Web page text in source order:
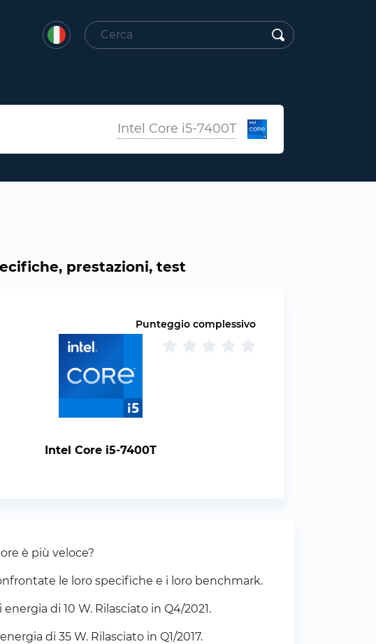
Intel Core i5-7400T
prestazioni, test
Punteggio complessivo
Intel Core i5-7400T
è più veloce?
le loro specifiche e i loro benchmark.
di 10 W. Rilasciato in Q4/2021.
di 35 W. Rilasciato in Q1/2017.